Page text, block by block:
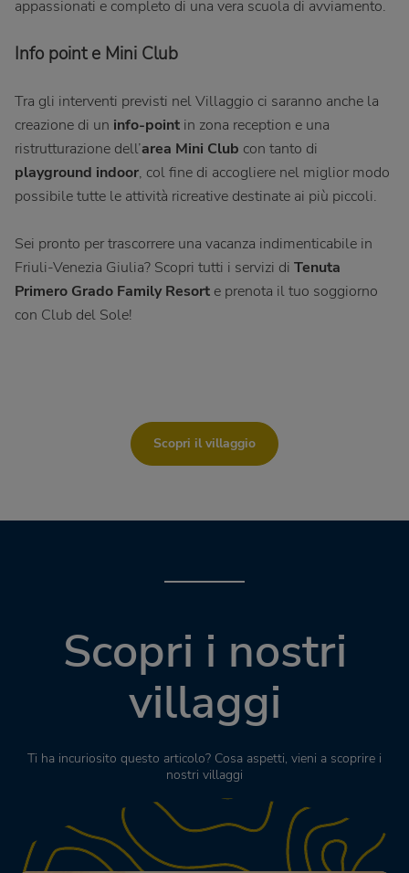
appassionati e completo di una vera scuola di avviamento.
Info point e Mini Club
Tra gli interventi previsti nel Villaggio ci saranno anche la
creazione di un info-point in zona reception e una
ristrutturazione dell’area Mini Club con tanto di
playground indoor, col fine di accogliere nel miglior modo
possibile tutte le attività ricreative destinate ai più piccoli.
Sei pronto per trascorrere una vacanza indimenticabile in
Friuli-Venezia Giulia? Scopri tutti i servizi di Tenuta
Primero Grado Family Resort e prenota il tuo soggiorno
con Club del Sole!
Scopri il villaggio
Scopri i nostri
villaggi
Ti ha incuriosito questo articolo? Cosa aspetti, vieni a scoprire i
nostri villaggi